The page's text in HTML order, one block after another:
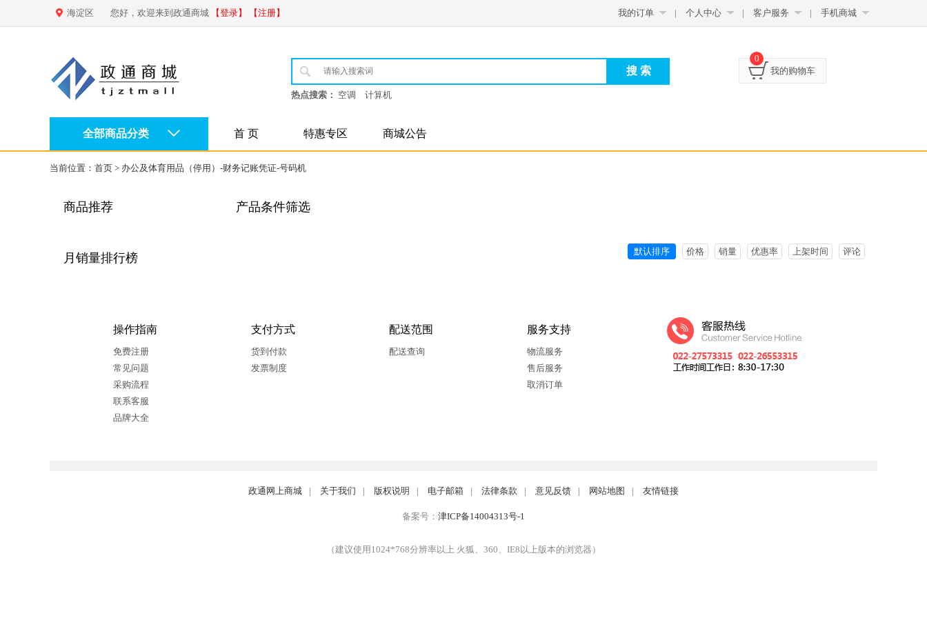
我的订单 | 个人中心 | 客户服务 | 手机商城
海淀区 您好，欢迎来到政通商城 【登录】 【注册】
热点搜索： 空调 计算机
0
我的购物车
全部商品分类 首 页 特惠专区 商城公告
当前位置： 首页 > 办公及体育用品（停用）-财务记账凭证-号码机
商品推荐
月销量排行榜
产品条件筛选
默认排序 价格 销量 优惠率 上架时间 评论
操作指南
免费注册
常见问题
采购流程
联系客服
品牌大全
支付方式
货到付款
发票制度
配送范围
配送查询
服务支持
物流服务
售后服务
取消订单
政通网上商城 | 关于我们 | 版权说明 | 电子邮箱 | 法律条款 | 意见反馈 | 网站地图 | 友情链接
备案号： 津ICP备14004313号-1
（建议使用1024*768分辨率以上 火狐、360、IE8以上版本的浏览器）